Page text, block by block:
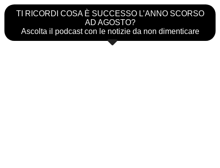
TI RICORDI COSA È SUCCESSO L’ANNO SCORSO
AD AGOSTO?
Ascolta il podcast con le notizie da non dimenticare